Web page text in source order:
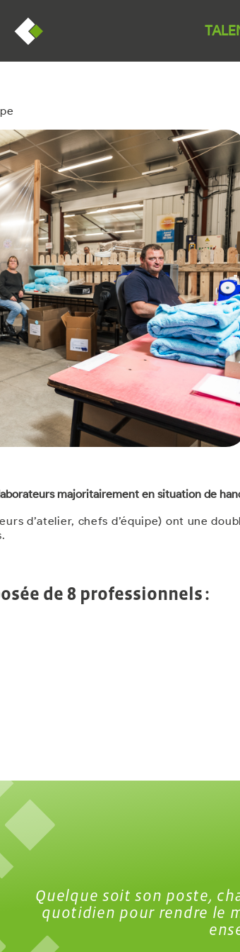
majoritairement en situation de
d’atelier, chefs d’équipe) ont une
de 8 professionnels :
Quelque soit son poste,
quotidien pour rendre le